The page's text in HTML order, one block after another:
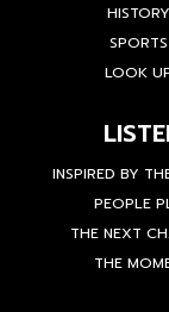
HISTORY
SPORTS
LOOK
INSPIRED BY
PEOPLE
THE NEXT
THE